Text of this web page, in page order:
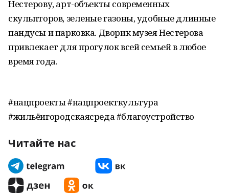
Нестерову, арт-объекты современных
скульпторов, зеленые газоны, удобные длинные
пандусы и парковка. Дворик музея Нестерова
привлекает для прогулок всей семьей в любое
время года.
#нацпроекты #нацпроекткультура
#жильёигородскаясреда #благоустройство
Читайте нас